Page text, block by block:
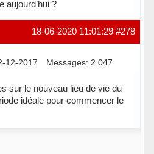
aujourd’hui ?
#278
18-06-2020 11:01:29
12-2017 Messages: 2 047
sur le nouveau lieu de vie du
idéale pour commencer le